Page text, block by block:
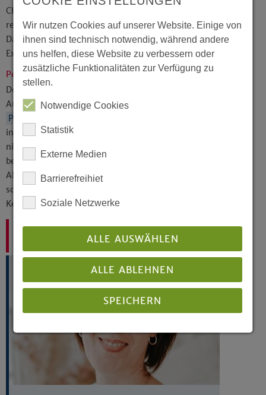
Chance,
regelmäßigen Gesprächen in Anspruch zu nehmen.
Daneben gibt es die Möglichkeit an Einkehrtagen,
Exerzitien oder Oasentagen teilzunehmen.
Persönliches Gesundheitscoaching
Der Fachbereich Personalentwicklung im Institut für
Aus-, Fort- und Weiterbildung bietet ein
Persönliches Gesundheitscoaching
individuelle berufliche, pastorale Identität in den Blick
nimmt, gesundheitliche und familiäre Gegebenheiten
berücksichtigt und Gelegenheit gibt, den pastoralen
Alltag kritisch zu prüfen, damit die Motivation »im
schönsten Beruf der Welt« zu arbeiten, nicht in den
Keller sinkt.
Ihre Ansprechpartnerin:
Wir nutzen Cookies auf unserer Website. Einige von
ihnen sind technisch notwendig, während andere
uns helfen, diese Website zu verbessern oder
zusätzliche Funktionalitäten zur Verfügung zu
stellen.
Notwendige Cookies
Statistik
Externe Medien
Barrierefreihiet
Soziale Netzwerke
ALLE AUSWÄHLEN
ALLE ABLEHNEN
SPEICHERN
Details anzeigen
Impressum Datenschutz